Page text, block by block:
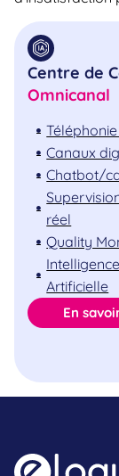
Centre de
Omnicanal
Canaux
Chatbot/
réel
Quality
Intelligence
Artificielle
En